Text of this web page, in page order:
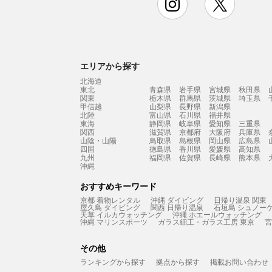
エリアから探す
北海道
東北
青森県 岩手県 宮城県 秋田県
関東
栃木県 群馬県 茨城県 埼玉県
甲信越
山梨県 長野県
新潟県
北陸
富山県 石川県
福井県
東海
静岡県 岐阜県 愛知県
三重県
関西
滋賀県 京都府 大阪府 兵庫県
山陰・山陽
鳥取県 島根県 岡山県 広島県
四国
徳島県 香川県 愛媛県
高知県
九州
福岡県 佐賀県 長崎県 熊本県
沖縄
おすすめキーワード
京都 着物レンタル 沖縄 ダイビング 日帰り温泉 関東
屋久島 ダイビング 関西 日帰り温泉 石垣島 シュノー
天草 イルカウォッチング 沖縄 ホエールウォッチング
沖縄 マリンスポーツ ガラス細工・ガラス工房 東京
その他
ランキングから探す 拠点から探す 掲載お問い合わせ